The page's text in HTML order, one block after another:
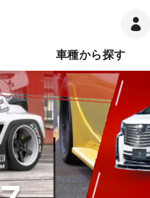
車種から探す